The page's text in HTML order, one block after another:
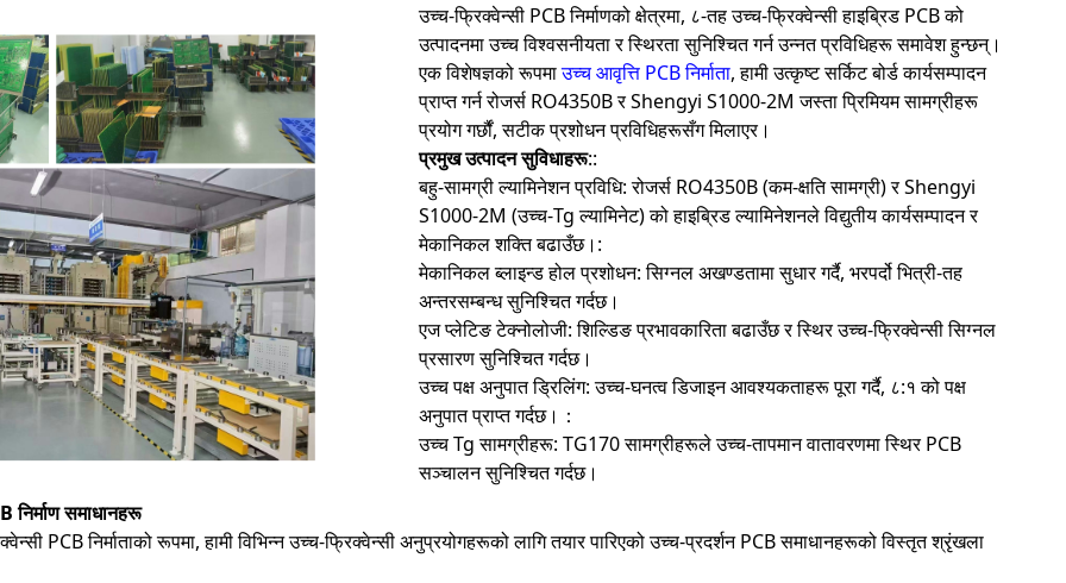
उच्च-फ्रिक्वेन्सी PCB निर्माणको क्षेत्रमा, ८-तह उच्च-फ्रिक्वेन्सी हाइब्रिड PCB को
उत्पादनमा उच्च विश्वसनीयता र स्थिरता सुनिश्चित गर्न उन्नत प्रविधिहरू समावेश हुन्छन्।
एक विशेषज्ञको रूपमाउच्च आवृत्ति PCB निर्माता, हामी उत्कृष्ट सर्किट बोर्ड कार्यसम्पादन
प्राप्त गर्न रोजर्स RO4350B र Shengyi S1000-2M जस्ता प्रिमियम सामग्रीहरू
प्रयोग गर्छौं, सटीक प्रशोधन प्रविधिहरूसँग मिलाएर।
प्रमुख उत्पादन सुविधाहरू::
बहु-सामग्री ल्यामिनेशन प्रविधि: रोजर्स RO4350B (कम-क्षति सामग्री) र Shengyi
S1000-2M (उच्च-Tg ल्यामिनेट) को हाइब्रिड ल्यामिनेशनले विद्युतीय कार्यसम्पादन र
मेकानिकल शक्ति बढाउँछ।:
मेकानिकल ब्लाइन्ड होल प्रशोधन: सिग्नल अखण्डतामा सुधार गर्दै, भरपर्दो भित्री-तह
अन्तरसम्बन्ध सुनिश्चित गर्दछ।
एज प्लेटिङ टेक्नोलोजी: शिल्डिङ प्रभावकारिता बढाउँछ र स्थिर उच्च-फ्रिक्वेन्सी सिग्नल
प्रसारण सुनिश्चित गर्दछ।
उच्च पक्ष अनुपात ड्रिलिंग: उच्च-घनत्व डिजाइन आवश्यकताहरू पूरा गर्दै, ८:१ को पक्ष
अनुपात प्राप्त गर्दछ।：
उच्च Tg सामग्रीहरू: TG170 सामग्रीहरूले उच्च-तापमान वातावरणमा स्थिर PCB
सञ्चालन सुनिश्चित गर्दछ।
निर्माण समाधानहरू
PCB निर्माताको रूपमा, हामी विभिन्न उच्च-फ्रिक्वेन्सी अनुप्रयोगहरूको लागि तयार पारिएको उच्च-प्रदर्शन PCB समाधानहरूको विस्तृत श्रृंखला